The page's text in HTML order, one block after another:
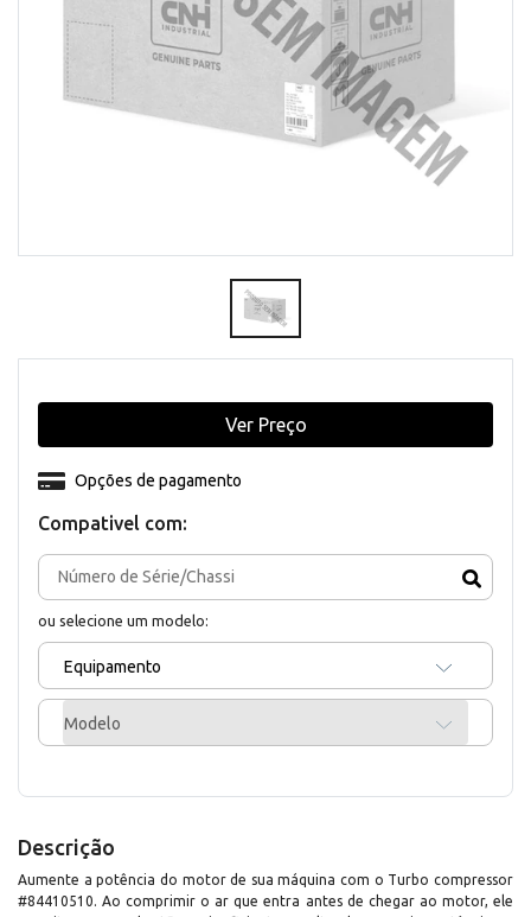
Compativel com:
ou selecione um modelo:
Equipamento
Modelo
Opções de pagamento
Ver Preço
Descrição
Aumente a potência do motor de sua máquina com o Turbo compressor
#84410510. Ao comprimir o ar que entra antes de chegar ao motor, ele